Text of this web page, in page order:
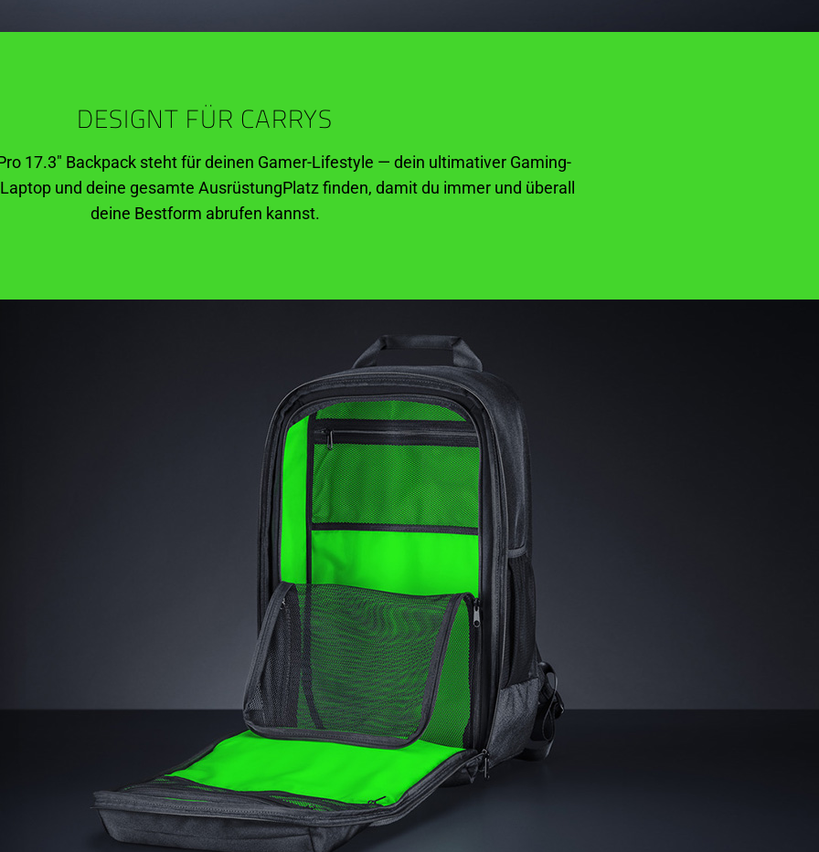
DESIGNT FÜR CARRYS
17.3" Backpack steht für deinen Gamer-Lifestyle — dein ultimativer Gaming-
und deine gesamte AusrüstungPlatz finden, damit du immer und überall
deine Bestform abrufen kannst.